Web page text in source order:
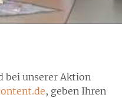
bei unserer Aktion
, geben Ihren